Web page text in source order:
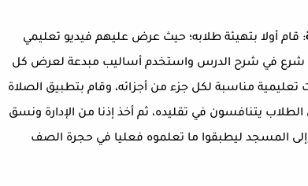
: قام أولا بتهيئة طلابه؛ حيث عرض عليهم فيديو تعليمي
في شرح الدرس واستخدم أساليب مبدعة لعرض كل
مناسبة لكل جزء من أجزائه، وقام بتطبيق الصلاة
يتنافسون في تقليده، ثم أخذ إذنا من الإدارة ونسق
المسجد ليطبقوا ما تعلموه فعليا في حجرة الصف